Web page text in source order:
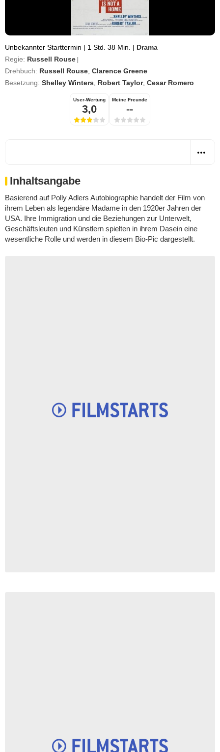
Unbekannter Starttermin | 1 Std. 38 Min. | Drama
Regie: Russell Rouse
Drehbuch: Russell Rouse Clarence Greene
Besetzung: Shelley Winters Robert Taylor, Cesar Romero
User-Wertung
3,0
Meine Freunde
--
Inhaltsangabe
Basierend auf Polly Adlers Autobiographie handelt der Film von
ihrem Leben als legendäre Madame in den 1920er Jahren der
USA. Ihre Immigration und die Beziehungen zur Unterwelt,
Geschäftsleuten und Künstlern spielten in ihrem Dasein eine
wesentliche Rolle und werden in diesem Bio-Pic dargestellt.